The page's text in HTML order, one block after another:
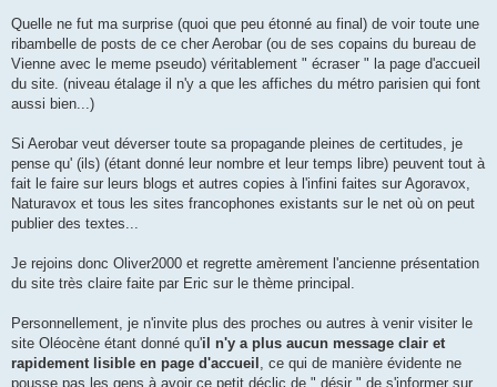
Quelle ne fut ma surprise (quoi que peu étonné au final) de voir toute une
ribambelle de posts de ce cher Aerobar (ou de ses copains du bureau de
Vienne avec le meme pseudo) véritablement " écraser " la page d'accueil
du site. (niveau étalage il n'y a que les affiches du métro parisien qui font
aussi bien...)
Si Aerobar veut déverser toute sa propagande pleines de certitudes, je
pense qu' (ils) (étant donné leur nombre et leur temps libre) peuvent tout à
fait le faire sur leurs blogs et autres copies à l'infini faites sur Agoravox,
Naturavox et tous les sites francophones existants sur le net où on peut
publier des textes...
Je rejoins donc Oliver2000 et regrette amèrement l'ancienne présentation
du site très claire faite par Eric sur le thème principal.
Personnellement, je n'invite plus des proches ou autres à venir visiter le
site Oléocène étant donné qu'il n'y a plus aucun message clair et
rapidement lisible en page d'accueil
, ce qui de manière évidente ne
pousse pas les gens à avoir ce petit déclic de " désir " de s'informer sur